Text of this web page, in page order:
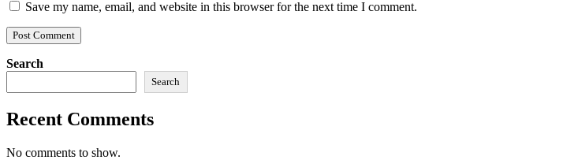
Save my name, email, and website in this browser for the next time I comment.
Search
Search
Recent Comments
No comments to show.